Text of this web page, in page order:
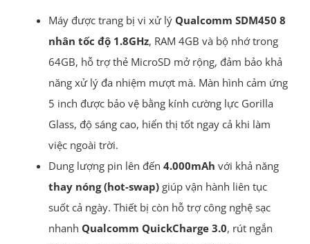
Máy được trang bị vi xử lý Qualcomm SDM450 8
nhân tốc độ 1.8GHz, RAM 4GB và bộ nhớ trong
64GB, hỗ trợ thẻ MicroSD mở rộng, đảm bảo khả
năng xử lý đa nhiệm mượt mà. Màn hình cảm ứng
5 inch được bảo vệ bằng kính cường lực Gorilla
Glass, độ sáng cao, hiển thị tốt ngay cả khi làm
việc ngoài trời.
Dung lượng pin lên đến 4.000mAh với khả năng
thay nóng (hot-swap)giúp vận hành liên tục
suốt cả ngày. Thiết bị còn hỗ trợ công nghệ sạc
nhanh Qualcomm QuickCharge 3.0, rút ngắn